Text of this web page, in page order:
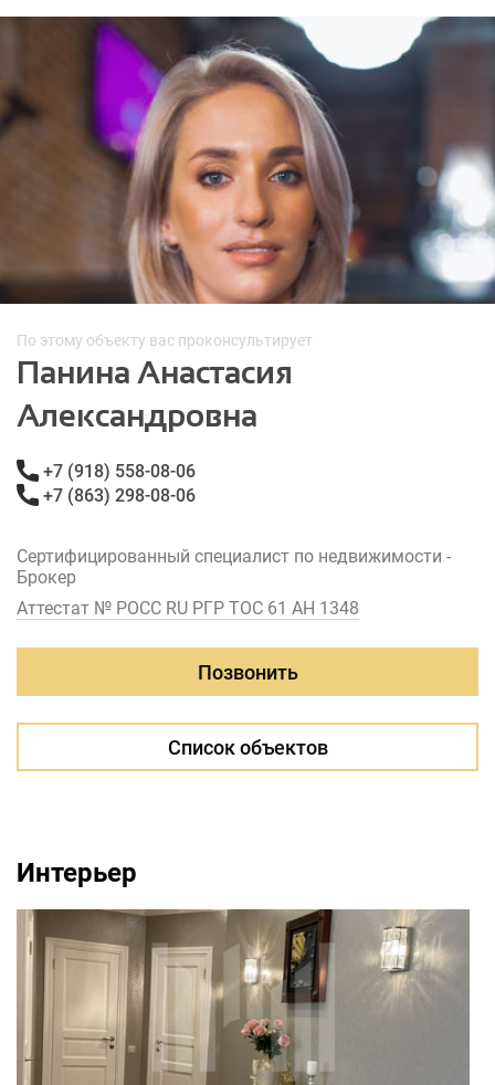
По этому объекту вас проконсультирует
Панина Анастасия
Александровна
+7 (918) 558-08-06
+7 (863) 298-08-06
Сертифицированный специалист по недвижимости -
Брокер
Аттестат № РОСС RU РГР ТОС 61 АН 1348
Позвонить
Список объектов
Интерьер